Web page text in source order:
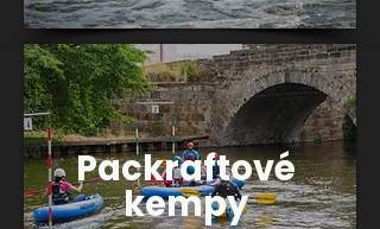
Packraftové
kempy